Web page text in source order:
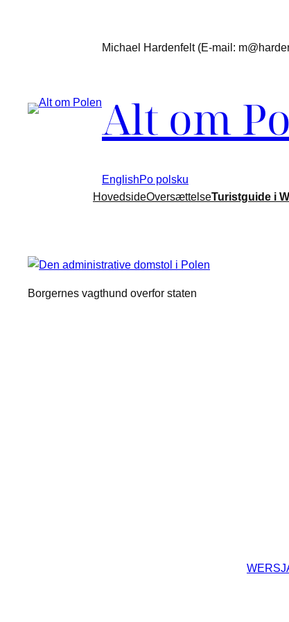
Michael Hardenfelt (E-mail:
Alt om
EnglishPo polsku
HovedsideOversættelseTuristguide i
Borgernes vagthund overfor staten